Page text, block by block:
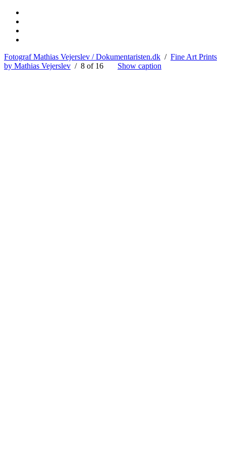
Fotograf Mathias Vejerslev / Dokumentaristen.dk / Fine Art Prints
by Mathias Vejerslev / 8 of 16 Show caption